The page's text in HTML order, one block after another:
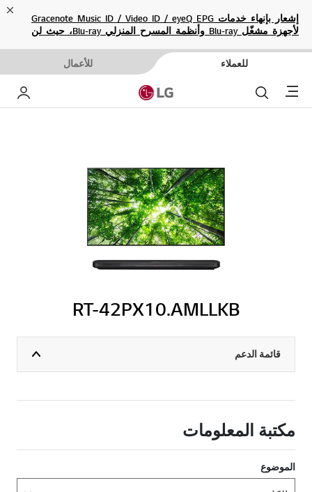
إشعار بإنهاء خدمات Gracenote Music ID / Video ID / eyeQ EPG
لأجهزة مشغّل Blu-ray وأنظمة المسرح المنزلي Blu-ray، حيث لن
للعملاء للأعمال
Menu بحث
RT-42PX10.AMLLKB
قائمة الدعم
مكتبة المعلومات
الموضوع